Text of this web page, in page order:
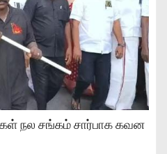
நல சங்கம் சார்பாக கவன